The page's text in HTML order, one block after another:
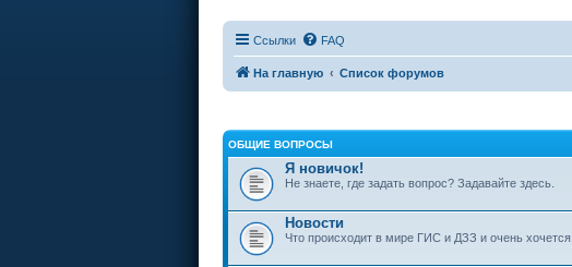
Ссылки FAQ
На главную Список форумов
ОБЩИЕ ВОПРОСЫ
Я новичок!
Не знаете, где задать вопрос? Задавайте здесь.
Новости
Что происходит в мире ГИС и ДЗЗ и очень хочется